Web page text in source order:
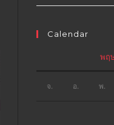
Calendar
พฤ
จ. อ. พ.